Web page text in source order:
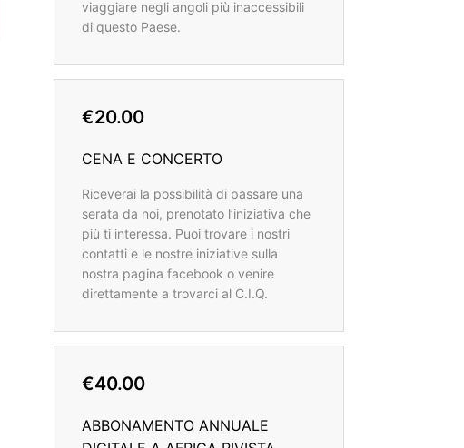
viaggiare negli angoli più inaccessibili
di questo Paese.
€20.00
CENA E CONCERTO
Riceverai la possibilità di passare una
serata da noi, prenotato l’iniziativa che
più ti interessa. Puoi trovare i nostri
contatti e le nostre iniziative sulla
nostra pagina facebook o venire
direttamente a trovarci al C.I.Q.
€40.00
ABBONAMENTO ANNUALE